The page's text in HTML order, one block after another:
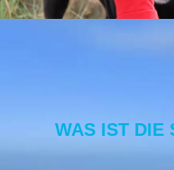
WAS IST DIE